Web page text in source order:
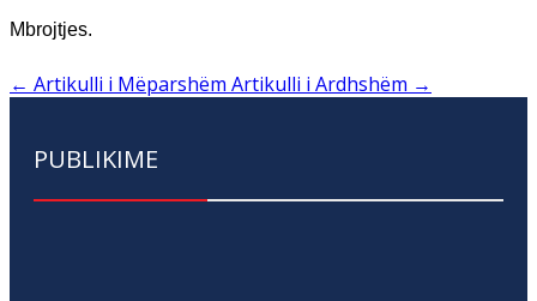
Mbrojtjes.
← Artikulli i Mëparshëm Artikulli i Ardhshëm →
PUBLIKIME